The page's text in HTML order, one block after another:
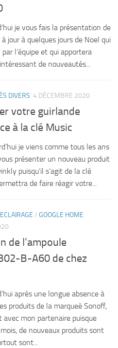
je vous fais la présentation de
jour à quelques jours de Noel qui
l’équipe et qui apportera
de nouveautés...
DIVERS 4 DÉCEMBRE 2020
votre guirlande
à la clé Music
je viens comme tous les ans
présenter un nouveau produit
puisqu’il s’agit de la clé
de faire réagir votre...
ECLAIRAGE / GOOGLE HOME
de l’ampoule
B-A60 de chez
après une longue absence à
produits de la marqueè Sonoff,
avec mon partenaire puisque
de nouveaux produits sont
sont...